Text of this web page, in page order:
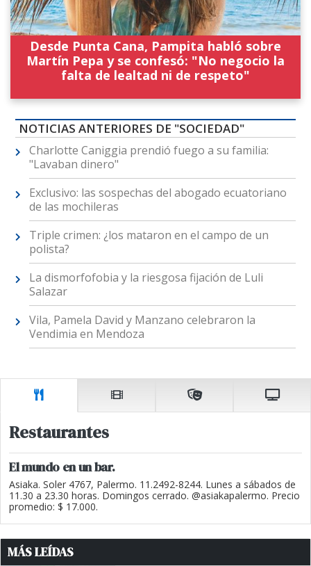
Desde Punta Cana, Pampita habló sobre
Martín Pepa y se confesó: "No negocio la
falta de lealtad ni de respeto"
NOTICIAS ANTERIORES DE "SOCIEDAD"
Charlotte Caniggia prendió fuego a su familia:
"Lavaban dinero"
Exclusivo: las sospechas del abogado ecuatoriano
de las mochileras
Triple crimen: ¿los mataron en el campo de un
polista?
La dismorfofobia y la riesgosa fijación de Luli
Salazar
Vila, Pamela David y Manzano celebraron la
Vendimia en Mendoza
Restaurantes
El mundo en un bar.
Asiaka. Soler 4767, Palermo. 11.2492-8244. Lunes a sábados de
11.30 a 23.30 horas. Domingos cerrado. @asiakapalermo. Precio
promedio: $ 17.000.
MÁS LEÍDAS